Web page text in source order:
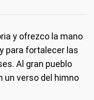
y ofrezco la mano
para fortalecer las
Al gran pueblo
un verso del himno